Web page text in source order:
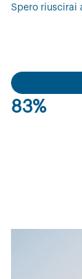
Spero riuscirai
83%